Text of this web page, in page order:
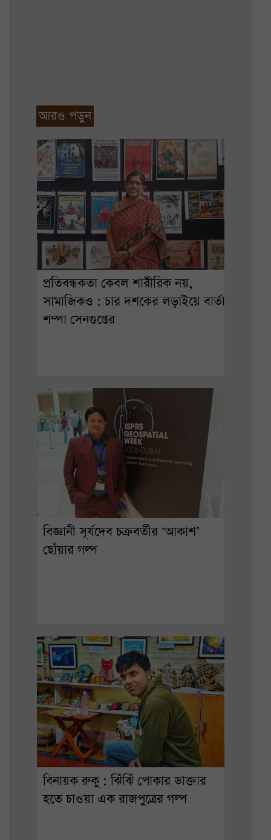
আরও পড়ুন
প্রতিবন্ধকতা কেবল শারীরিক নয়,
সামাজিকও : চার দশকের লড়াইয়ে বার্তা
শম্পা সেনগুপ্তের
বিজ্ঞানী সূর্যদেব চক্রবর্তীর ‘আকাশ’
ছোঁয়ার গল্প
বিনায়ক রুকু : ঝিঁঝিঁ পোকার ডাক্তার
হতে চাওয়া এক রাজপুত্রের গল্প